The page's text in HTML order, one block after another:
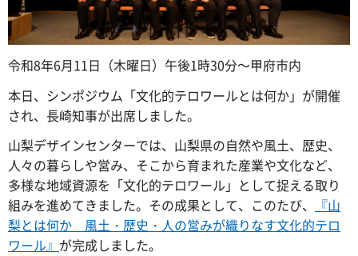
令和8年6月11日（木曜日）午後1時30分～甲府市内
本日、シンポジウム「文化的テロワールとは何か」が開催
され、長崎知事が出席しました。
山梨デザインセンターでは、山梨県の自然や風土、歴史、
人々の暮らしや営み、そこから育まれた産業や文化など、
多様な地域資源を「文化的テロワール」として捉える取り
組みを進めてきました。その成果として、このたび、
『山
梨とは何か 風土・歴史・人の営みが織りなす文化的テロ
ワール』 が完成しました。